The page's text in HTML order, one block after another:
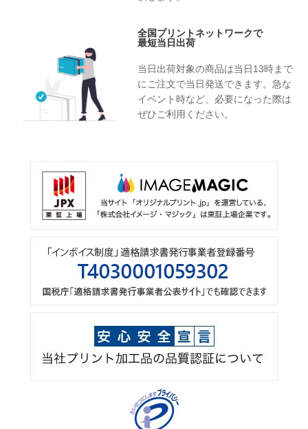
全国プリントネットワークで
最短当日出荷
当日出荷対象の商品は当日13時まで
にご注文で当日発送できます。急な
イベント時など、必要になった際は
ぜひご利用ください。